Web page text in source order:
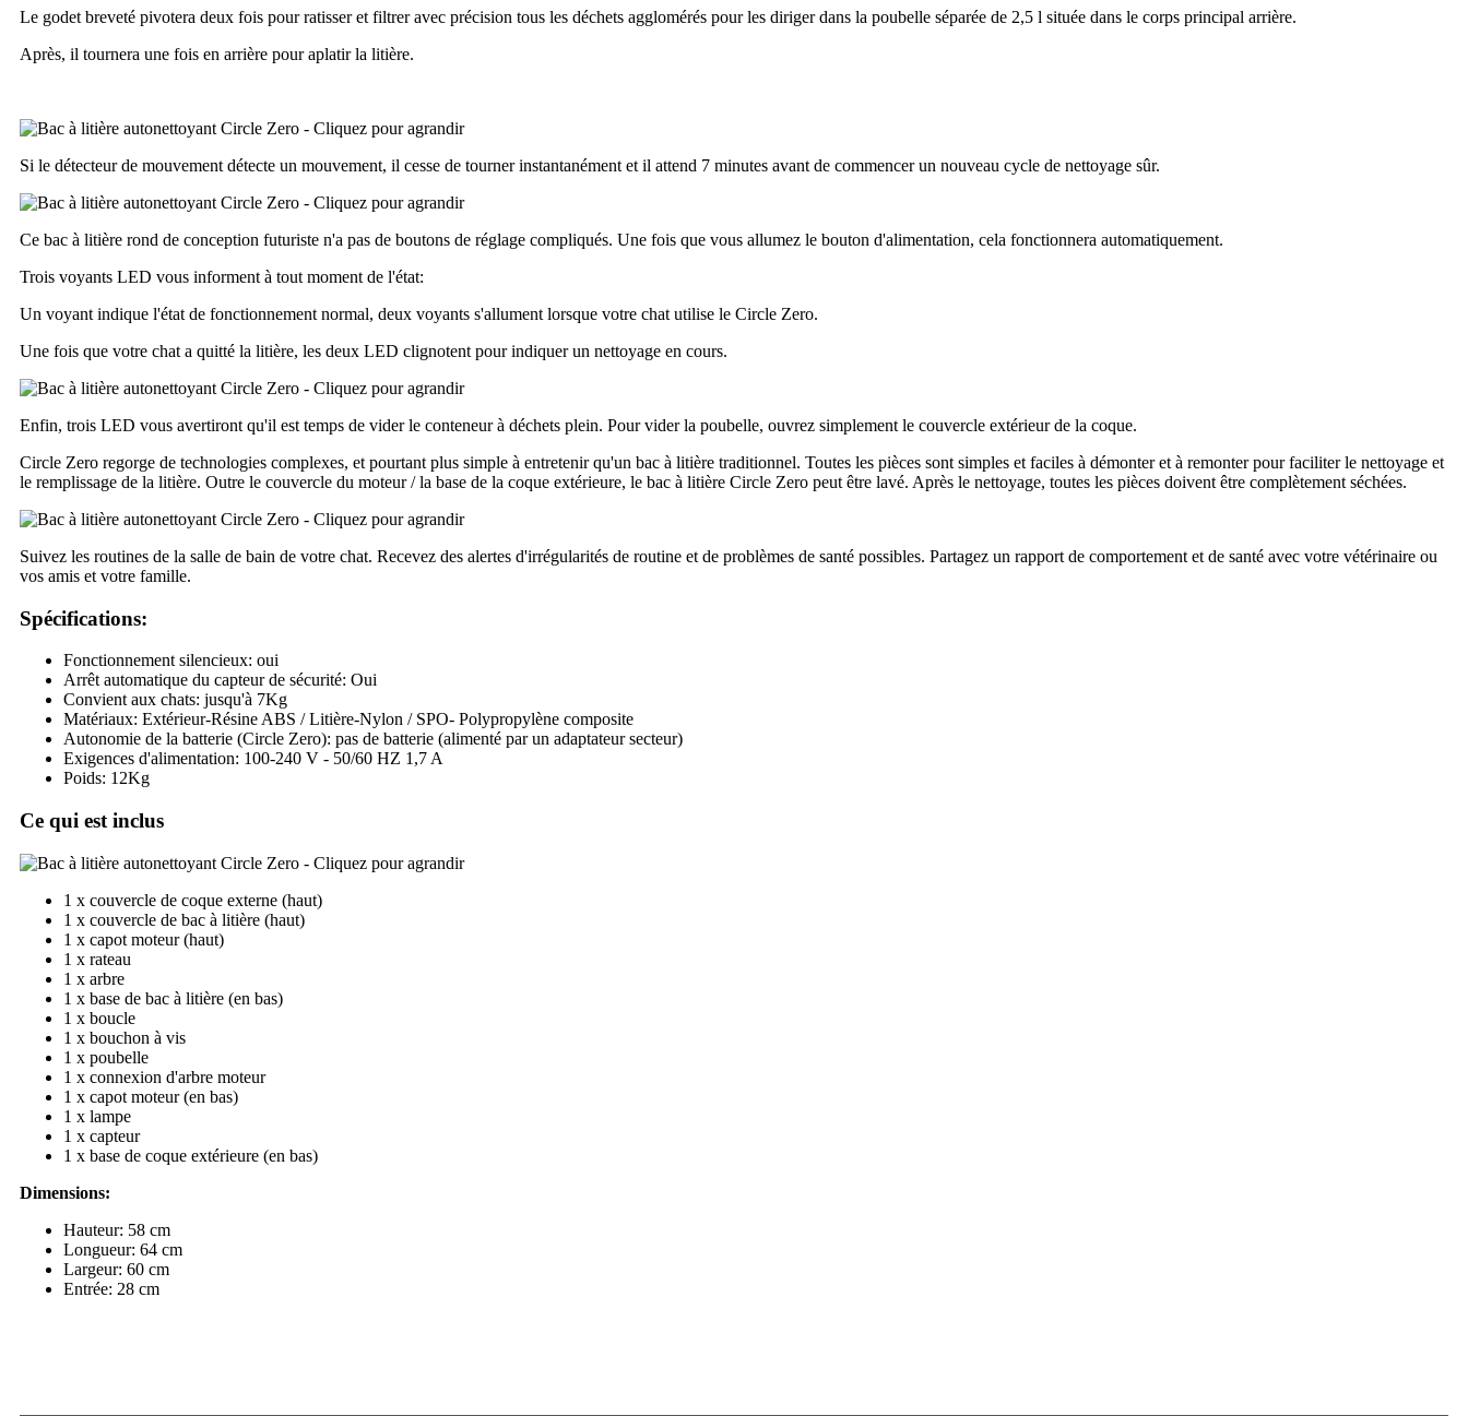
Le godet breveté pivotera deux fois pour ratisser et filtrer avec précision tous les déchets agglomérés pour les diriger dans la poubelle séparée de 2,5 l située dans le corps principal arrière.
Après, il tournera une fois en arrière pour aplatir la litière.
Si le détecteur de mouvement détecte un mouvement, il cesse de tourner instantanément et il attend 7 minutes avant de commencer un nouveau cycle de nettoyage sûr.
Ce bac à litière rond de conception futuriste n'a pas de boutons de réglage compliqués. Une fois que vous allumez le bouton d'alimentation, cela fonctionnera automatiquement.
Trois voyants LED vous informent à tout moment de l'état:
Un voyant indique l'état de fonctionnement normal, deux voyants s'allument lorsque votre chat utilise le Circle Zero.
Une fois que votre chat a quitté la litière, les deux LED clignotent pour indiquer un nettoyage en cours.
Enfin, trois LED vous avertiront qu'il est temps de vider le conteneur à déchets plein. Pour vider la poubelle, ouvrez simplement le couvercle extérieur de la coque.
Circle Zero regorge de technologies complexes, et pourtant plus simple à entretenir qu'un bac à litière traditionnel. Toutes les pièces sont simples et faciles à démonter et à remonter pour faciliter le nettoyage et
le remplissage de la litière. Outre le couvercle du moteur / la base de la coque extérieure, le bac à litière Circle Zero peut être lavé. Après le nettoyage, toutes les pièces doivent être complètement séchées.
Suivez les routines de la salle de bain de votre chat. Recevez des alertes d'irrégularités de routine et de problèmes de santé possibles. Partagez un rapport de comportement et de santé avec votre vétérinaire ou
vos amis et votre famille.
Spécifications:
Fonctionnement silencieux: oui
Arrêt automatique du capteur de sécurité: Oui
Convient aux chats: jusqu'à 7Kg
Matériaux: Extérieur-Résine ABS / Litière-Nylon / SPO- Polypropylène composite
Autonomie de la batterie (Circle Zero): pas de batterie (alimenté par un adaptateur secteur)
Exigences d'alimentation: 100-240 V - 50/60 HZ 1,7 A
Poids: 12Kg
Ce qui est inclus
1 x couvercle de coque externe (haut)
1 x couvercle de bac à litière (haut)
1 x capot moteur (haut)
1 x rateau
1 x arbre
1 x base de bac à litière (en bas)
1 x boucle
1 x bouchon à vis
1 x poubelle
1 x connexion d'arbre moteur
1 x capot moteur (en bas)
1 x lampe
1 x capteur
1 x base de coque extérieure (en bas)
Dimensions:
Hauteur: 58 cm
Longueur: 64 cm
Largeur: 60 cm
Entrée: 28 cm